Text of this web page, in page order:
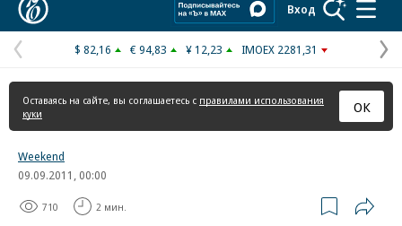
Вход
Предыдущая
страница
$ 82,16 € 94,83 ¥ 12,23 IMOEX 2281,31
Оставаясь на сайте, вы соглашаетесь с правилами использования
куки
ОК
Weekend
09.09.2011, 00:00
710 2 мин.